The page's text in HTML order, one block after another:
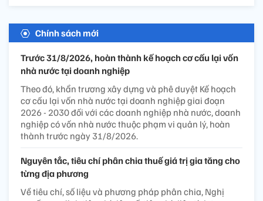
Chính sách mới
Trước 31/8/2026, hoàn thành kế hoạch cơ cấu lại vốn
nhà nước tại doanh nghiệp
Theo đó, khẩn trương xây dựng và phê duyệt Kế hoạch
cơ cấu lại vốn nhà nước tại doanh nghiệp giai đoạn
2026 - 2030 đối với các doanh nghiệp nhà nước, doanh
nghiệp có vốn nhà nước thuộc phạm vi quản lý, hoàn
thành trước ngày 31/8/2026.
Nguyên tắc, tiêu chí phân chia thuế giá trị gia tăng cho
từng địa phương
Về tiêu chí, số liệu và phương pháp phân chia, Nghị